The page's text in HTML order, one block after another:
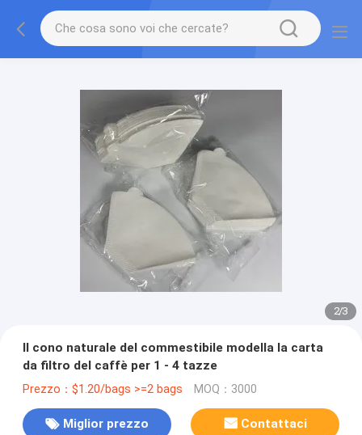
2/3
Il cono naturale del commestibile modella la carta
da filtro del caffè per 1 - 4 tazze
Prezzo：$1.20/bags >=2 bags MOQ：3000
Miglior prezzo Contattaci